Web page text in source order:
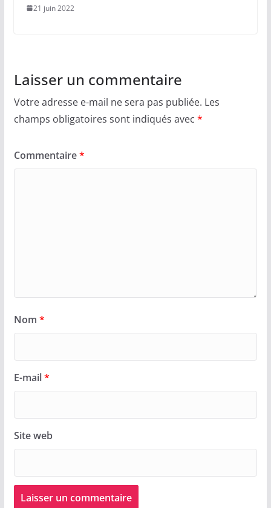
21 juin 2022
Laisser un commentaire
Votre adresse e-mail ne sera pas publiée. Les
champs obligatoires sont indiqués avec *
Commentaire*
Nom *
E-mail*
Site web